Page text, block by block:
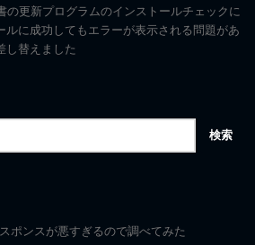
更新プログラムのインストールチェックに
ルに成功してもエラーが表示される問題があ
し替えました
ポンスが悪すぎるので調べてみた